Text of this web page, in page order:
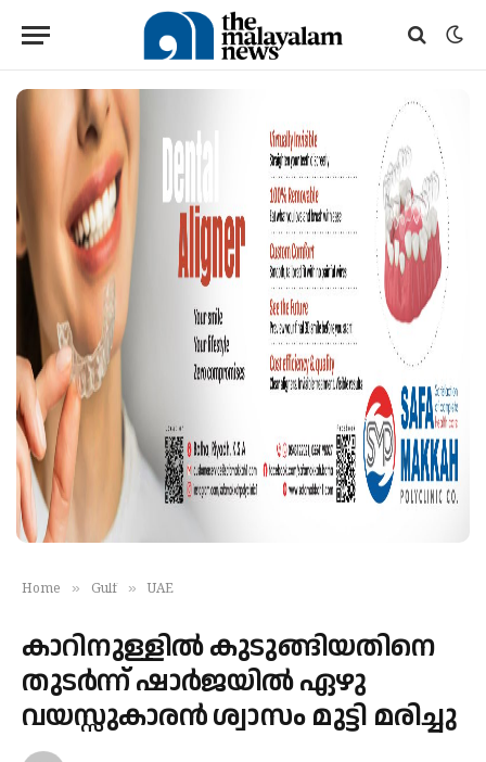
Home » Gulf » UAE
കാറിനുള്ളിൽ കുടുങ്ങിയതിനെ
തുടർന്ന് ഷാർജയിൽ ഏഴു
വയസ്സുകാരൻ ശ്വാസം മുട്ടി മരിച്ചു